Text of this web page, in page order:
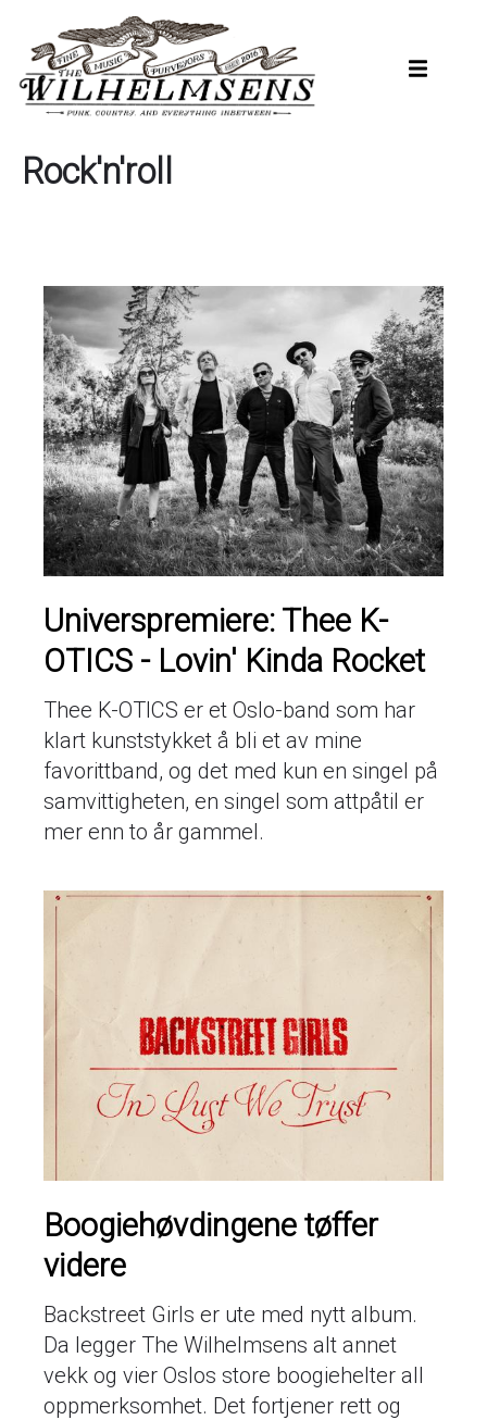
hovedinnhold
Rock'n'roll
Universpremiere: Thee K-
OTICS - Lovin' Kinda Rocket
Thee K-OTICS er et Oslo-band som har
klart kunststykket å bli et av mine
favorittband, og det med kun en singel på
samvittigheten, en singel som attpåtil er
mer enn to år gammel.
Boogiehøvdingene tøffer
videre
Backstreet Girls er ute med nytt album.
Da legger The Wilhelmsens alt annet
vekk og vier Oslos store boogiehelter all
oppmerksomhet. Det fortjener rett og